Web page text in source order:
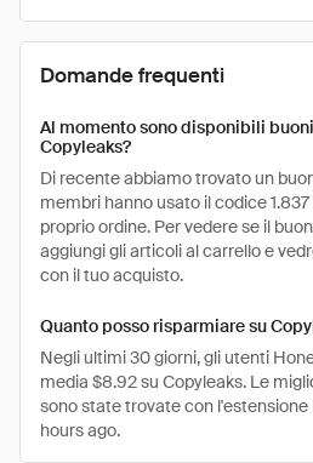
Domande frequenti
Al momento sono disponibili
Copyleaks?
Di recente abbiamo trovato un
membri hanno usato il codice
proprio ordine. Per vedere se il
aggiungi gli articoli al carrello e
con il tuo acquisto.
Quanto posso risparmiare su
Negli ultimi 30 giorni, gli utenti
media $8.92 su Copyleaks. Le
sono state trovate con l'estensione
hours ago.